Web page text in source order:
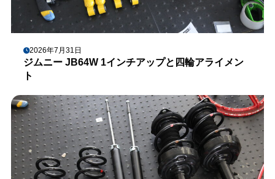
2026年7月31日
ジムニー JB64W 1インチアップと四輪アライメン
ト